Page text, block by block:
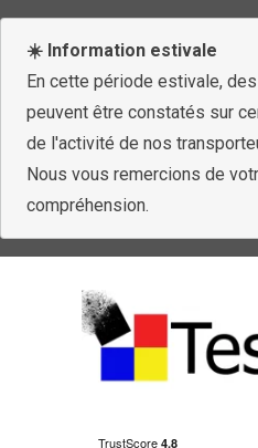
☀️ Information estivale
En cette période estivale,
peuvent être constatés sur
de l'activité de nos
Nous vous remercions de
compréhension.